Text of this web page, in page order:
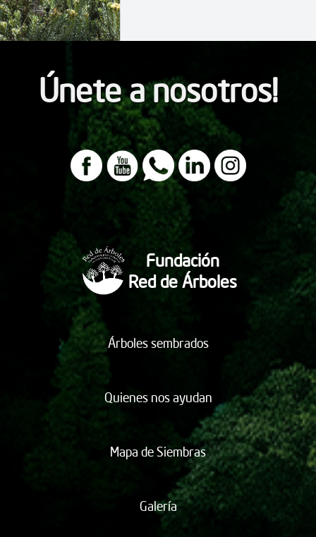
Únete a nosotros!
Fundación
Red de Árboles
Árboles sembrados
Quienes nos ayudan
Mapa de Siembras
Galería